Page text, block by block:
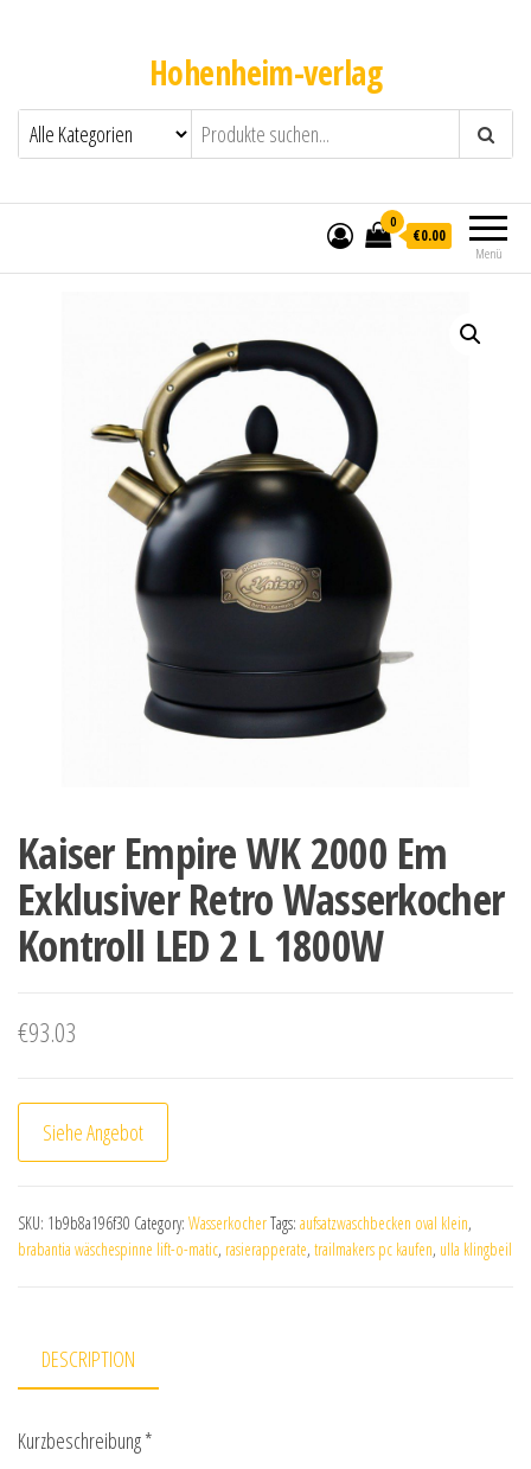
Hohenheim-verlag
Menü
0
€0.00
Kaiser Empire WK 2000 Em
Exklusiver Retro Wasserkocher
Kontroll LED 2 L 1800W
€93.03
Siehe Angebot
SKU: 1b9b8a196f30 Category: WasserkocherTags: aufsatzwaschbecken oval klein,
brabantia wäschespinne lift-o-matic, rasierapperate, trailmakers pc kaufen, ulla klingbeil
DESCRIPTION
Kurzbeschreibung *